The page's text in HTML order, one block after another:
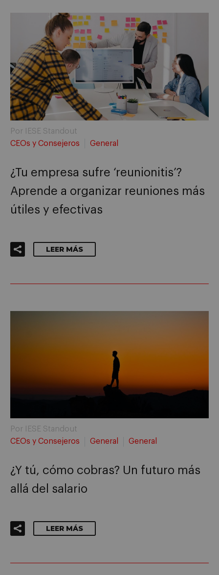
Por IESE Standout
CEOs y Consejeros
General
¿Tu empresa sufre ‘reunionitis’?
Aprende a organizar reuniones más
útiles y efectivas
LEER MÁS
Por IESE Standout
CEOs y Consejeros
General General
¿Y tú, cómo cobras? Un futuro más
allá del salario
LEER MÁS